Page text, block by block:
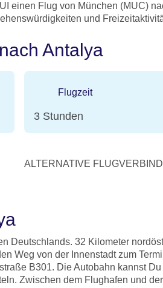
einen Flug von München (MUC)
und
Antalya
Flugzeit
3 Stunden
ALTERNATIVE
Deutschlands. 32 Kilometer
Weg von der Innenstadt zum
B301. Die Autobahn kannst
Zwischen dem Flughafen und